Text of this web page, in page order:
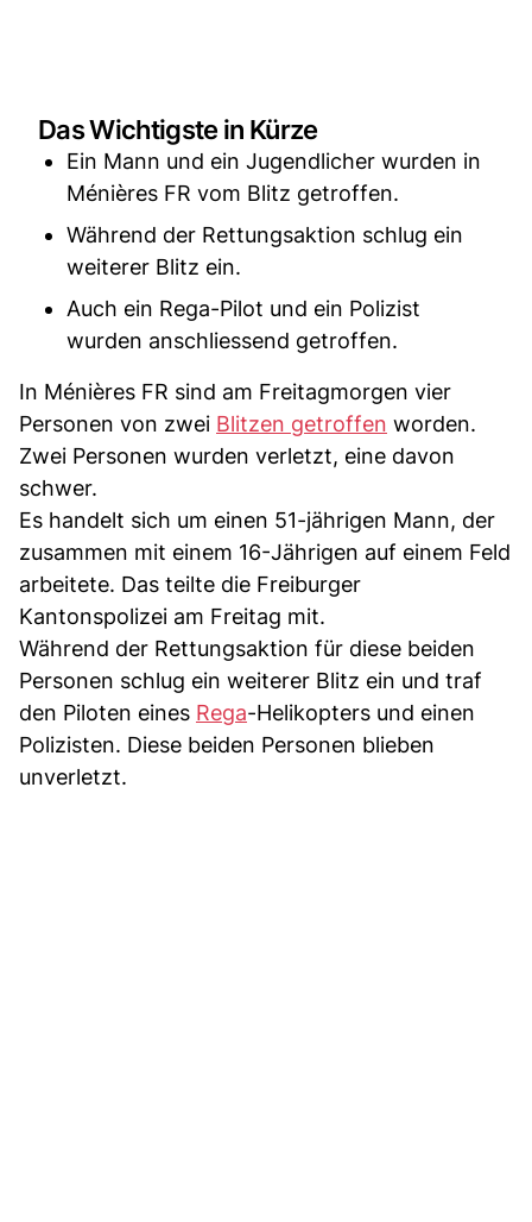
Das Wichtigste in Kürze
Ein Mann und ein Jugendlicher wurden in
Ménières FR vom Blitz getroffen.
Während der Rettungsaktion schlug ein
weiterer Blitz ein.
Auch ein Rega-Pilot und ein Polizist
wurden anschliessend getroffen.
In Ménières FR sind am Freitagmorgen vier
Personen von zwei Blitzen getroffen worden.
Zwei Personen wurden verletzt, eine davon
schwer.
Es handelt sich um einen 51-jährigen Mann, der
zusammen mit einem 16-Jährigen auf einem Feld
arbeitete. Das teilte die Freiburger
Kantonspolizei am Freitag mit.
Während der Rettungsaktion für diese beiden
Personen schlug ein weiterer Blitz ein und traf
den Piloten eines Rega-Helikopters und einen
Polizisten. Diese beiden Personen blieben
unverletzt.